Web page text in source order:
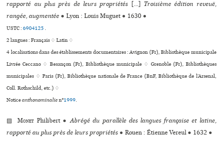
rapporté au plus près de leurs propriétés [...] Troisième édition reveuë,
rangée, augmentée ● Lyon : Louis Muguet ● 1630 ●
USTC :6904125.
2 langues :Français ♢Latin ♢
4 localisations dans des établissements documentaires : Avignon (Fr), Bibliothèque muni­ci­pale
Livrée Ceccano ♢ Besançon (Fr), Bibliothèque muni­ci­pale ♢ Grenoble (Fr), Bibliothèques
muni­ci­pa­les ♢ Paris (Fr), Bibliothèque nationale de France (BnF, Bibliothèque de l’Arsenal,
Coll. Rothschild, etc.) ♢
Noticeanthonominalien°1999.
▨Monet Philibert ● Abrégé du parallèle des langues française et latine,
rapporté au plus près de leurs propriétés ● Rouen : Étienne Vereul ● 1632 ●